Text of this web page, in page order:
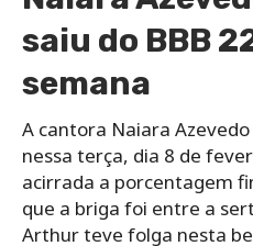
saiu do BBB
semana
A cantora Naiara
nessa terça, dia 8 de
acirrada a porcentagem
que a briga foi entre a
Arthur teve folga nesta